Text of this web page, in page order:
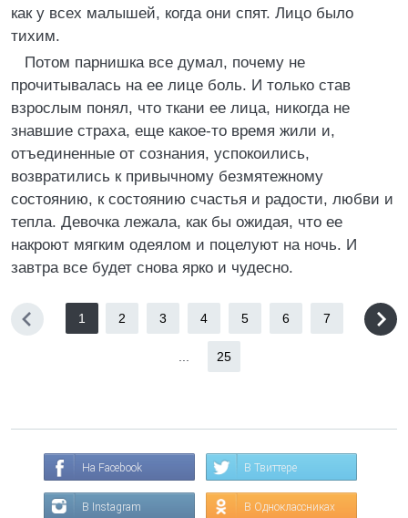
как у всех малышей, когда они спят. Лицо было
тихим.
Потом парнишка все думал, почему не
прочитывалась на ее лице боль. И только став
взрослым понял, что ткани ее лица, никогда не
знавшие страха, еще какое-то время жили и,
отъединенные от сознания, успокоились,
возвратились к привычному безмятежному
состоянию, к состоянию счастья и радости, любви и
тепла. Девочка лежала, как бы ожидая, что ее
накроют мягким одеялом и поцелуют на ночь. И
завтра все будет снова ярко и чудесно.
1 2 3 4 5 6 7
25
На Facebook В Твиттере
В Instagram В Одноклассниках